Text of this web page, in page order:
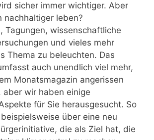
sicher immer wichtiger. Aber
nachhaltiger leben?
Tagungen, wissenschaftliche
und vieles mehr
Thema zu beleuchten. Das
auch unendlich viel mehr,
Monatsmagazin angerissen
aber wir haben einige
für Sie herausgesucht. So
über eine neu
die als Ziel hat, die